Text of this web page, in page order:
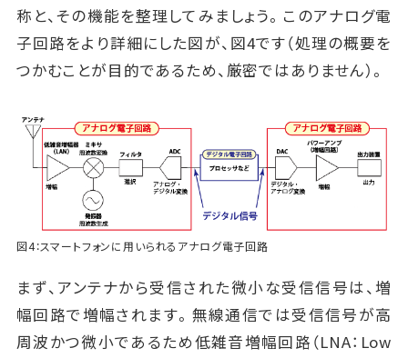
称と、その機能を整理してみましょう。このアナログ電
子回路をより詳細にした図が、図4です（処理の概要を
つかむことが目的であるため、厳密ではありません）。
図4：スマートフォンに用いられるアナログ電子回路
まず、アンテナから受信された微小な受信信号は、増
幅回路で増幅されます。無線通信では受信信号が高
周波かつ微小であるため低雑音増幅回路（LNA：Low